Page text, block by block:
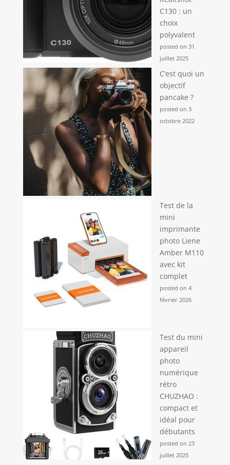
C130 : un
choix
polyvalent
posted on 31
juillet 2025
C’est quoi un
objectif
pancake ?
posted on 3
octobre 2022
Test de la
mini
imprimante
photo Liene
Amber M110
avec kit
complet
posted on 4
février 2026
Test du mini
appareil
photo
numérique
rétro
CHUZHAO :
compact et
idéal pour
débutants
posted on 23
juillet 2025